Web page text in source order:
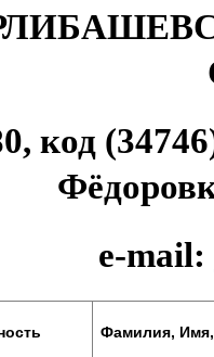
код
e-mail:
Фамилия, Имя,